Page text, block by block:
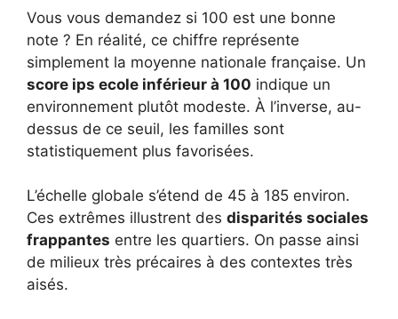
Vous vous demandez si 100 est une bonne
note ? En réalité, ce chiffre représente
simplement la moyenne nationale française. Un
score ips ecole inférieur à 100 indique un
environnement plutôt modeste. À l’inverse, au-
dessus de ce seuil, les familles sont
statistiquement plus favorisées.
L’échelle globale s’étend de 45 à 185 environ.
Ces extrêmes illustrent des disparités sociales
frappantes entre les quartiers. On passe ainsi
de milieux très précaires à des contextes très
aisés.